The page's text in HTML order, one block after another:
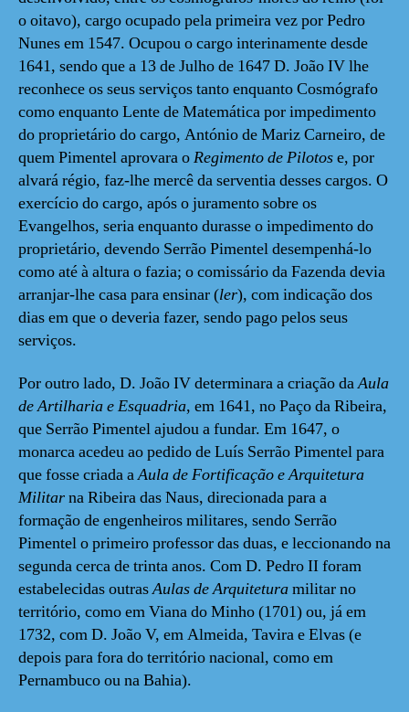
o oitavo), cargo ocupado pela primeira vez por Pedro
Nunes em 1547. Ocupou o cargo interinamente desde
1641, sendo que a 13 de Julho de 1647 D. João IV lhe
reconhece os seus serviços tanto enquanto Cosmógrafo
como enquanto Lente de Matemática por impedimento
do proprietário do cargo, António de Mariz Carneiro, de
quem Pimentel aprovara oRegimento de Pilotose, por
alvará régio, faz-lhe mercê da serventia desses cargos. O
exercício do cargo, após o juramento sobre os
Evangelhos, seria enquanto durasse o impedimento do
proprietário, devendo Serrão Pimentel desempenhá-lo
como até à altura o fazia; o comissário da Fazenda devia
arranjar-lhe casa para ensinar (ler), com indicação dos
dias em que o deveria fazer, sendo pago pelos seus
serviços.
Por outro lado, D. João IV determinara a criação daAula
de Artilharia e Esquadria, em 1641, no Paço da Ribeira,
que Serrão Pimentel ajudou a fundar. Em 1647, o
monarca acedeu ao pedido de Luís Serrão Pimentel para
que fosse criada aAula de Fortificação e Arquitetura
Militarna Ribeira das Naus, direcionada para a
formação de engenheiros militares, sendo Serrão
Pimentel o primeiro professor das duas, e leccionando na
segunda cerca de trinta anos. Com D. Pedro II foram
estabelecidas outrasAulas de Arquiteturamilitar no
território, como em Viana do Minho (1701) ou, já em
1732, com D. João V, em Almeida, Tavira e Elvas (e
depois para fora do território nacional, como em
Pernambuco ou na Bahia).